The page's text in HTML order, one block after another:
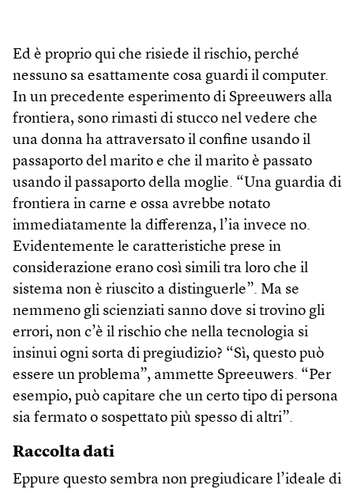
Ed è proprio qui che risiede il rischio, perché
nessuno sa esattamente cosa guardi il computer.
In un precedente esperimento di Spreeuwers alla
frontiera, sono rimasti di stucco nel vedere che
una donna ha attraversato il confine usando il
passaporto del marito e che il marito è passato
usando il passaporto della moglie. “Una guardia di
frontiera in carne e ossa avrebbe notato
immediatamente la differenza, l’ia invece no.
Evidentemente le caratteristiche prese in
considerazione erano così simili tra loro che il
sistema non è riuscito a distinguerle”. Ma se
nemmeno gli scienziati sanno dove si trovino gli
errori, non c’è il rischio che nella tecnologia si
insinui ogni sorta di pregiudizio? “Sì, questo può
essere un problema”, ammette Spreeuwers. “Per
esempio, può capitare che un certo tipo di persona
sia fermato o sospettato più spesso di altri”.
Raccolta dati
Eppure questo sembra non pregiudicare l’ideale di